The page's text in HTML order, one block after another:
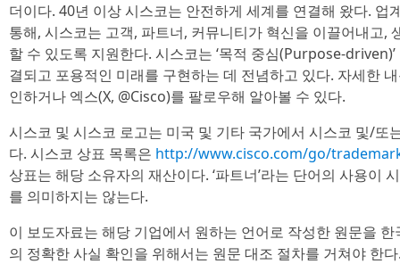
더이다. 40년 이상 시스코는 안전하게 세계를 연결해 왔다. 업
통해, 시스코는 고객, 파트너, 커뮤니티가 혁신을 이끌어내고,
할 수 있도록 지원한다. 시스코는 ‘목적 중심(Purpose-
결되고 포용적인 미래를 구현하는 데 전념하고 있다. 자세한
인하거나 엑스(X, @Cisco)를 팔로우해 알아볼 수 있다.
시스코 및 시스코 로고는 미국 및 기타 국가에서 시스코 및/또
다. 시스코 상표 목록은 http://www.cisco.com/go/
상표는 해당 소유자의 재산이다. ‘파트너’라는 단어의 사용이
를 의미하지는 않는다.
이 보도자료는 해당 기업에서 원하는 언어로 작성한 원문을
의 정확한 사실 확인을 위해서는 원문 대조 절차를 거쳐야 한